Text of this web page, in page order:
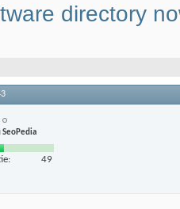
directory
49